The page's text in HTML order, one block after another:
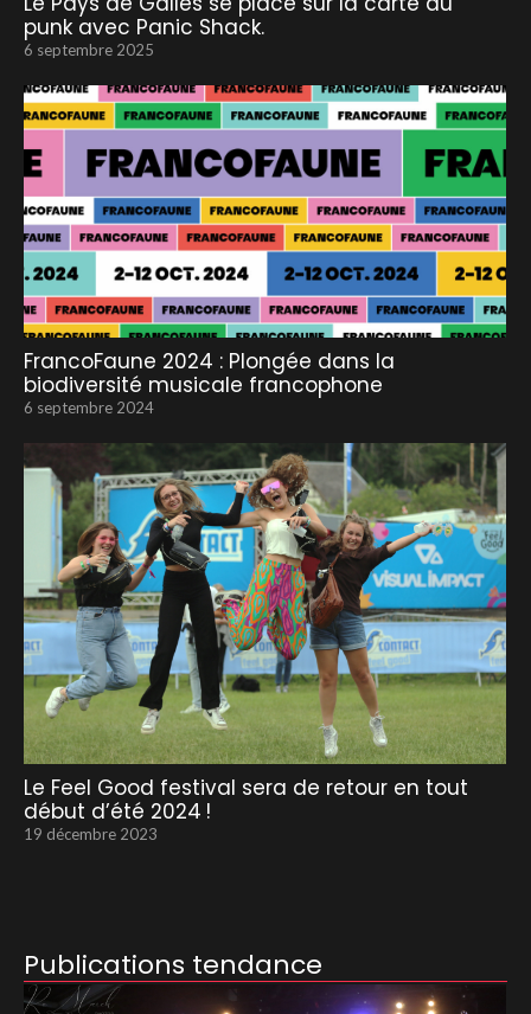
punk avec Panic Shack.
6 septembre 2025
FrancoFaune 2024 : Plongée dans la
biodiversité musicale francophone
6 septembre 2024
Le Feel Good festival sera de retour en tout
début d’été 2024 !
19 décembre 2023
Publications tendance